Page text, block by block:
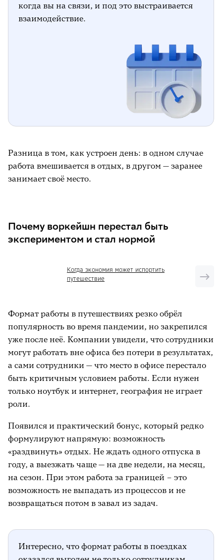
когда вы на связи, и под это выстраивается
взаимодействие.
Разница в том, как устроен день: в одном случае
работа вмешивается в отдых, в другом — заранее
занимает своё место.
Почему воркейшн перестал быть
экспериментом и стал нормой
Когда экономия может испортить
путешествие
Формат работы в путешествиях резко обрёл
популярность во время пандемии, но закрепился
уже после неё. Компании увидели, что сотрудники
могут работать вне офиса без потери в результатах,
а сами сотрудники — что место в офисе перестало
быть критичным условием работы. Если нужен
только ноутбук и интернет, география не играет
роли.
Появился и практический бонус, который редко
формулируют напрямую: возможность
«раздвинуть» отдых. Не ждать одного отпуска в
году, а выезжать чаще — на две недели, на месяц,
на сезон. При этом работа за границей – это
возможность не выпадать из процессов и не
возвращаться потом в завал из задач.
Интересно, что формат работы в поездках